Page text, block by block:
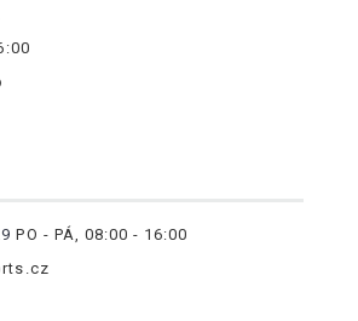
PO - PÁ, 08:00 - 16:00